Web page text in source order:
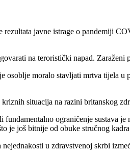
javne istrage o pandemiji
na teroristički napad.
osoblje moralo stavljati mrtva tijela
situacija na razini britanskog
ograničenje sustava
je još bitnije od obuke stručnog
u zdravstvenoj skrbi